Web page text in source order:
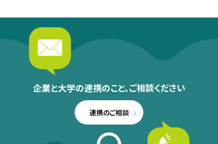
企業と大学の連携のこと、ご相談ください
連携のご相談